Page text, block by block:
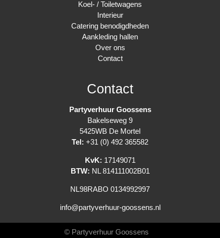
Koel- / Toiletwagens
Interieur
Catering benodigdheden
Aankleding hallen
Over ons
Contact
Contact
Partyverhuur Goossens
Bakelseweg 9
5425WB De Mortel
Tel: +31 (0) 492 365582
KvK: 17149071
BTW: NL 814111002B01
NL98RABO 0134992997
info@partyverhuur-goossens.nl
© Partyverhuur Goossens